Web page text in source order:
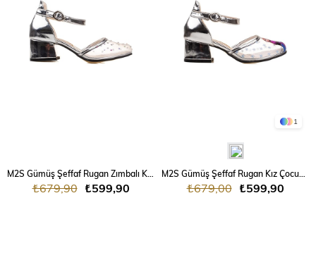
₺599,90
₺679,90
1
₺599,90
₺679,00